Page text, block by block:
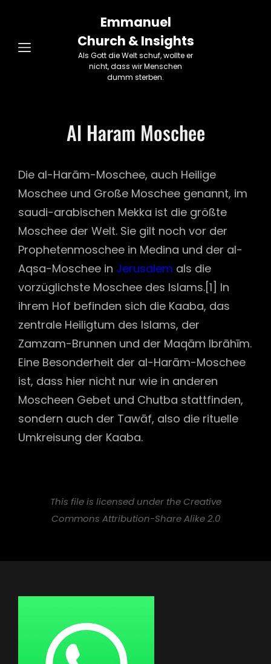
Emmanuel
Church & Insights
Als Gott die Welt schuf, wollte er
nicht, dass wir Menschen
dumm sterben.
Al Haram Moschee
Die al-Harām-Moschee, auch Heilige
Moschee und Große Moschee genannt, im
saudi-arabischen Mekka ist die größte
Moschee der Welt. Sie gilt noch vor der
Prophetenmoschee in Medina und der al-
Aqsa-Moschee in Jerusalem als die
vorzüglichste Moschee des Islams.[1] In
ihrem Hof befinden sich die Kaaba, das
zentrale Heiligtum des Islams, der
Zamzam-Brunnen und der Maqām Ibrāhīm.
Eine Besonderheit der al-Harām-Moschee
ist, dass hier nicht nur wie in anderen
Moscheen Gebet und Chutba stattfinden,
sondern auch der Tawāf, also die rituelle
Umkreisung der Kaaba.
This file is licensed under the Creative
Commons Attribution-Share Alike 2.0